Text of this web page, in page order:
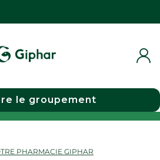
le groupement
PHARMACIE GIPHAR